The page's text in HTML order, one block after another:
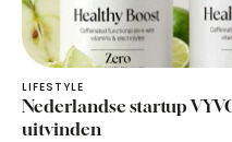
LIFESTYLE
Nederlandse startup
uitvinden